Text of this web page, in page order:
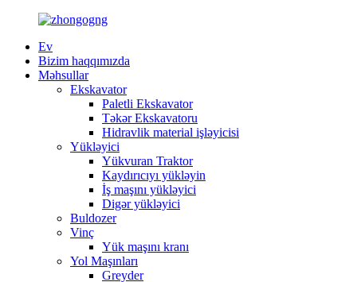
Ev
Bizim haqqımızda
Məhsullar
Ekskavator
Paletli Ekskavator
Təkər Ekskavatoru
Hidravlik material işləyicisi
Yükləyici
Yükvuran Traktor
Kaydırıcıyı yükləyin
İş maşını yükləyici
Digər yükləyici
Buldozer
Vinç
Yük maşını kranı
Yol Maşınları
Greyder